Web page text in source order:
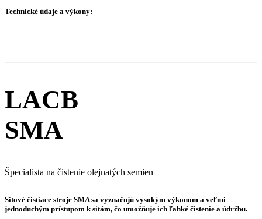
Technické údaje a výkony:
LACB
SMA
Špecialista na čistenie olejnatých semien
Sitové čistiace stroje SMA sa vyznačujú vysokým výkonom a veľmi
jednoduchým prístupom k sitám, čo umožňuje ich ľahké čistenie a údržbu.